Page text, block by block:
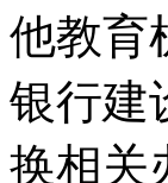
他教育
银行建
换相关